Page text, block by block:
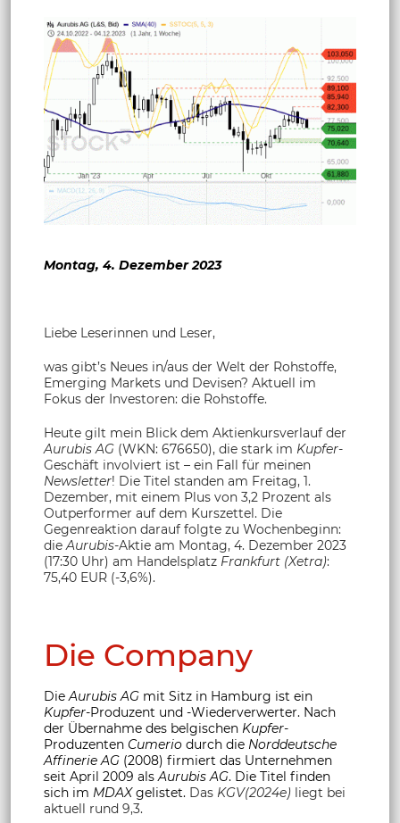
Montag, 4. Dezember 2023
Liebe Leserinnen und Leser,
was gibt’s Neues in/aus der Welt der Rohstoffe,
Emerging Markets und Devisen? Aktuell im
Fokus der Investoren: die Rohstoffe.
Heute gilt mein Blick dem Aktienkursverlauf der
Aurubis AG (WKN: 676650), die stark im Kupfer-
Geschäft involviert ist – ein Fall für meinen
Newsletter! Die Titel standen am Freitag, 1.
Dezember, mit einem Plus von 3,2 Prozent als
Outperformer auf dem Kurszettel. Die
Gegenreaktion darauf folgte zu Wochenbeginn:
dieAurubis-Aktie am Montag, 4. Dezember 2023
(17:30 Uhr) am Handelsplatz Frankfurt (Xetra):
75,40 EUR (-3,6%).
Die Company
Die Aurubis AG mit Sitz in Hamburg ist ein
Kupfer-Produzent und -Wiederverwerter. Nach
der Übernahme des belgischen Kupfer-
Produzenten Cumerio durch die Norddeutsche
Affinerie AG (2008) firmiert das Unternehmen
seit April 2009 als Aurubis AG. Die Titel finden
sich im MDAXgelistet. Das KGV(2024e) liegt bei
aktuell rund 9,3.